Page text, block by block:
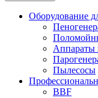
Оборудование
Аппараты
Пылесосы
BBF